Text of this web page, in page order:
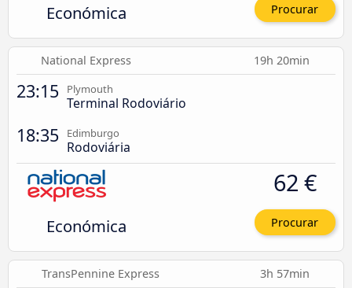
Económica Procurar
National Express 19h 20min
23:15 Plymouth
Terminal Rodoviário
18:35 Edimburgo
Rodoviária
Económica
62 €
Procurar
TransPennine Express 3h 57min